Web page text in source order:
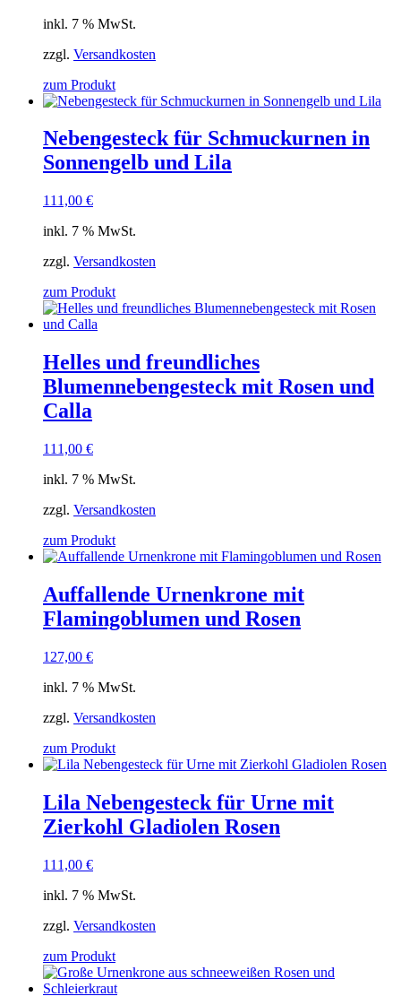
inkl. 7 % MwSt.
zzgl. Versandkosten
zum Produkt
Nebengesteck für Schmuckurnen in
Sonnengelb und Lila
111,00 €
inkl. 7 % MwSt.
zzgl. Versandkosten
zum Produkt
Helles und freundliches
Blumennebengesteck mit Rosen und
Calla
111,00 €
inkl. 7 % MwSt.
zzgl. Versandkosten
zum Produkt
Auffallende Urnenkrone mit
Flamingoblumen und Rosen
127,00 €
inkl. 7 % MwSt.
zzgl. Versandkosten
zum Produkt
Lila Nebengesteck für Urne mit
Zierkohl Gladiolen Rosen
111,00 €
inkl. 7 % MwSt.
zzgl. Versandkosten
zum Produkt